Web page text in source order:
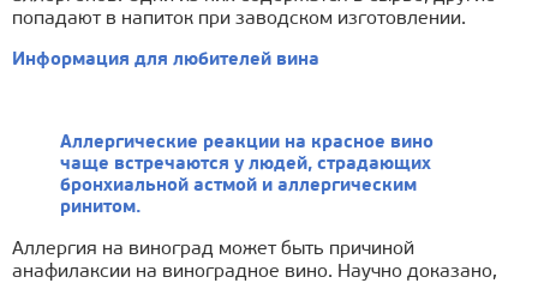
попадают в напиток при заводском изготовлении.
Информация для любителей вина
Аллергические реакции на красное вино
чаще встречаются у людей, страдающих
бронхиальной астмой и аллергическим
ринитом.
Аллергия на виноград может быть причиной
анафилаксии на виноградное вино. Научно доказано,